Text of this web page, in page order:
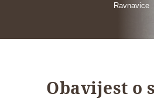
Ravnavice
Obavijest o